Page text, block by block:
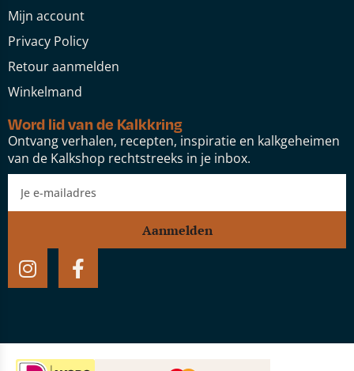
Mijn account
Privacy Policy
Retour aanmelden
Winkelmand
Word lid van de Kalkkring
Ontvang verhalen, recepten, inspiratie en kalkgeheimen
van de Kalkshop rechtstreeks in je inbox.
Aanmelden